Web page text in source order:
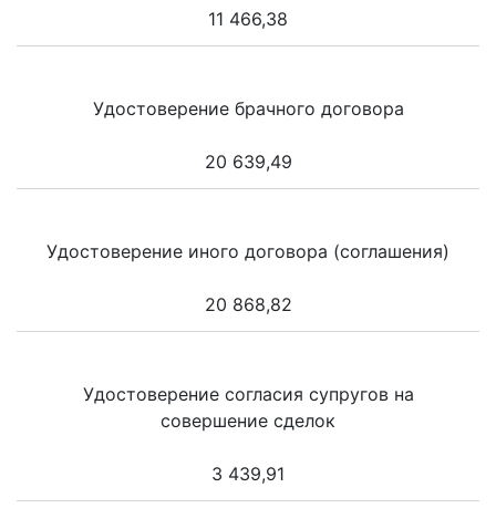
11 466,38
Удостоверение брачного договора
20 639,49
Удостоверение иного договора (соглашения)
20 868,82
Удостоверение согласия супругов на
совершение сделок
3 439,91